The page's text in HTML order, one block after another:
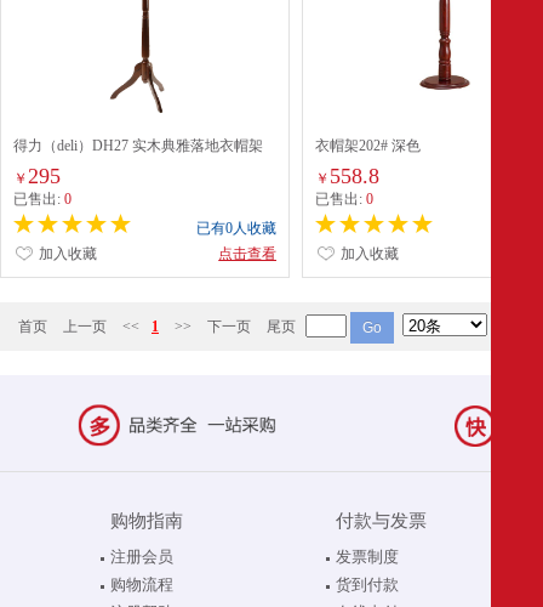
得力（deli）DH27 实木典雅落地衣帽架
￥ 295
已售出: 0
已有0人收藏
点击查看
加入收藏
衣帽架202# 深色
￥ 558.8
已售出:0
加入收藏
首页 上一页 << 1 >> 下一页 尾页
购物指南
注册会员
购物流程
付款与发票
发票制度
货到付款